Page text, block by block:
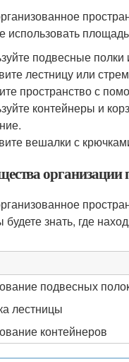
использовать
подвесные
лестницу или
пространство с
контейнеры и
вешалки с
организации
знать, где
подвесных
лестницы
контейнеров